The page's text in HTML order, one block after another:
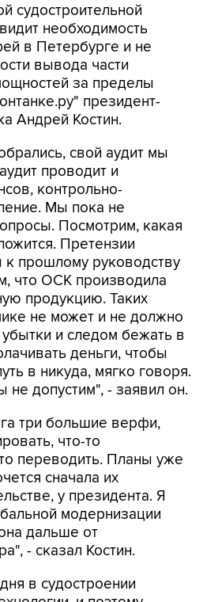
судостроительной
необходимость
в Петербурге и не
вывода части
за пределы
президент-
Андрей Костин.
свой аудит мы
проводит и
контрольно-
Мы пока не
Посмотрим, какая
Претензии
к прошлому руководству
что ОСК производила
продукцию. Таких
не может и не должно
и следом бежать в
деньги, чтобы
в никуда, мягко говоря.
допустим", - заявил он.
три большие верфи,
что-то
переводить. Планы уже
сначала их
у президента. Я
модернизации
дальше от
- сказал Костин.
в судостроении